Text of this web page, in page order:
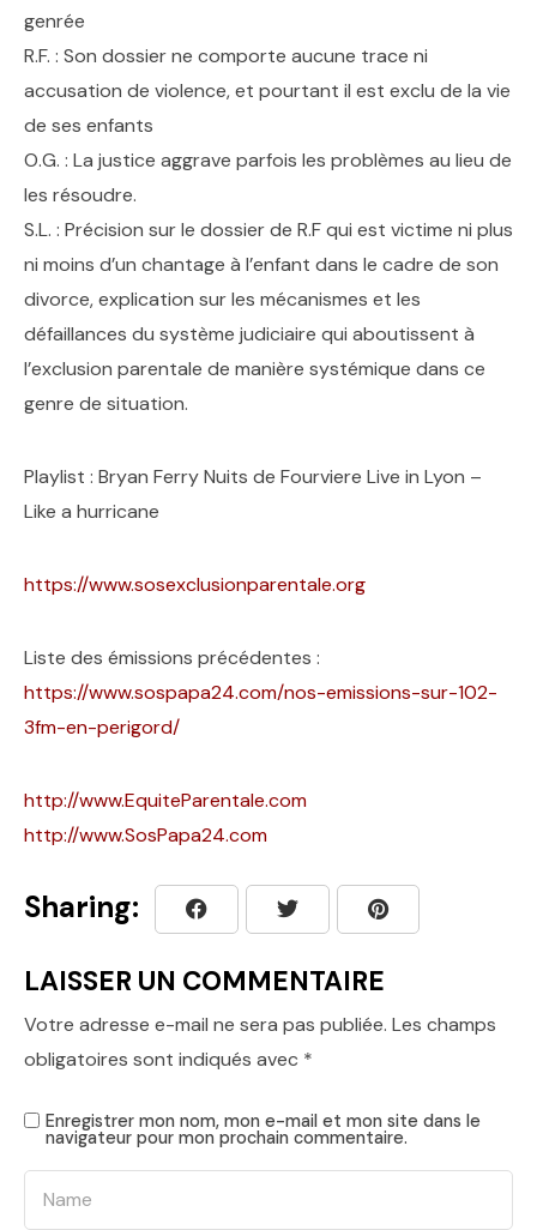
genrée
R.F. : Son dossier ne comporte aucune trace ni
accusation de violence, et pourtant il est exclu de la vie
de ses enfants
O.G. : La justice aggrave parfois les problèmes au lieu de
les résoudre.
S.L. : Précision sur le dossier de R.F qui est victime ni plus
ni moins d’un chantage à l’enfant dans le cadre de son
divorce, explication sur les mécanismes et les
défaillances du système judiciaire qui aboutissent à
l’exclusion parentale de manière systémique dans ce
genre de situation.
Playlist : Bryan Ferry Nuits de Fourviere Live in Lyon –
Like a hurricane
https://www.sosexclusionparentale.org
Liste des émissions précédentes :
https://www.sospapa24.com/nos-emissions-sur-102-
3fm-en-perigord/
http://www.EquiteParentale.com
http://www.SosPapa24.com
Sharing:
LAISSER UN COMMENTAIRE
Votre adresse e-mail ne sera pas publiée. Les champs
obligatoires sont indiqués avec *
Enregistrer mon nom, mon e-mail et mon site dans le
navigateur pour mon prochain commentaire.